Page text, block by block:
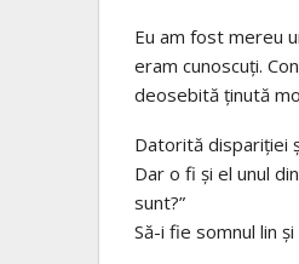
Eu am fost mereu
eram cunoscuți.
deosebită ținută
Datorită dispariției
Dar o fi și el unul
sunt?”
Să-i fie somnul lin